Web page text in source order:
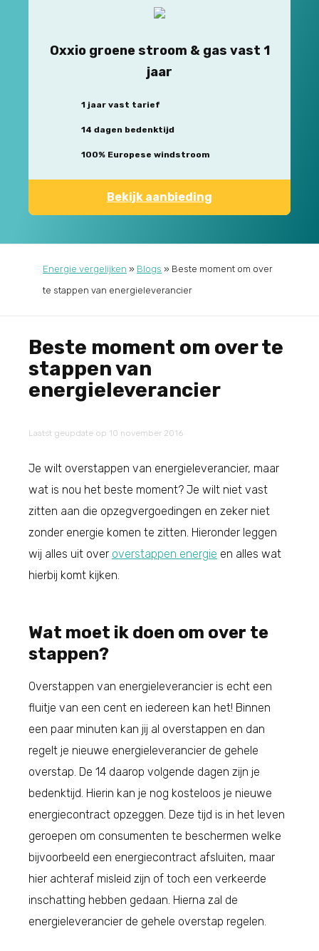
Oxxio groene stroom & gas vast 1
jaar
1 jaar vast tarief
14 dagen bedenktijd
100% Europese windstroom
Bekijk aanbieding
Energie vergelijken » Blogs » Beste moment om over
te stappen van energieleverancier
Beste moment om over te
stappen van
energieleverancier
Laatst geupdate op 10 november 2016
Je wilt overstappen van energieleverancier, maar
wat is nou het beste moment? Je wilt niet vast
zitten aan die opzegvergoedingen en zeker niet
zonder energie komen te zitten. Hieronder leggen
wij alles uit over overstappen energie en alles wat
hierbij komt kijken.
Wat moet ik doen om over te
stappen?
Overstappen van energieleverancier is echt een
fluitje van een cent en iedereen kan het! Binnen
een paar minuten kan jij al overstappen en dan
regelt je nieuwe energieleverancier de gehele
overstap. De 14 daarop volgende dagen zijn je
bedenktijd. Hierin kan je nog kosteloos je nieuwe
energiecontract opzeggen. Deze tijd is in het leven
geroepen om consumenten te beschermen welke
bijvoorbeeld een energiecontract afsluiten, maar
hier achteraf misleid zijn of toch een verkeerde
inschatting hebben gedaan. Hierna zal de
energieleverancier de gehele overstap regelen.